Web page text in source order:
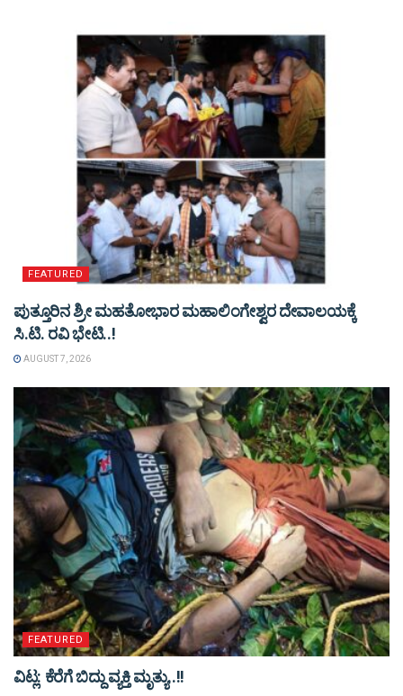
FEATURED
ಪುತ್ತೂರಿನ ಶ್ರೀ ಮಹತೋಭಾರ ಮಹಾಲಿಂಗೇಶ್ವರ ದೇವಾಲಯಕ್ಕೆ
ಸಿ.ಟಿ. ರವಿ ಭೇಟಿ..!
AUGUST 7, 2026
FEATURED
ವಿಟ್ಲ: ಕೆರೆಗೆ ಬಿದ್ದು ವ್ಯಕ್ತಿ ಮೃತ್ಯು..!!